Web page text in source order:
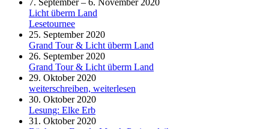
Licht überm Land
Lesetournee
25. September 2020
Grand Tour & Licht überm Land
26. September 2020
Grand Tour & Licht überm Land
29. Oktober 2020
weiterschreiben, weiterlesen
30. Oktober 2020
Lesung: Elke Erb
31. Oktober 2020